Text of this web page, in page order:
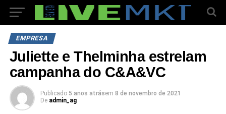
EMPRESA
Juliette e Thelminha estrelam
campanha do C&A&VC
Publicado 5 anos atrásem 8 de novembro de 2021
De admin_ag